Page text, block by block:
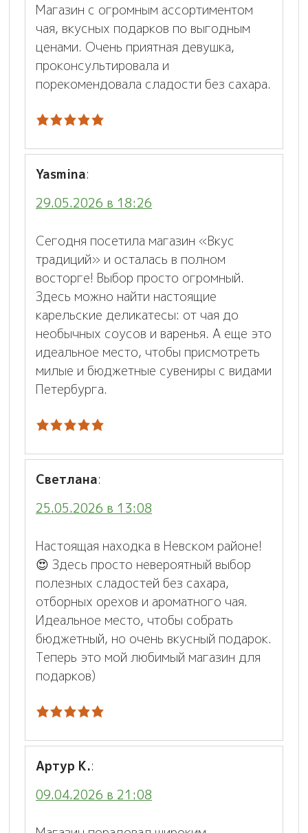
Магазин с огромным ассортиментом
чая, вкусных подарков по выгодным
ценами. Очень приятная девушка,
проконсультировала и
порекомендовала сладости без сахара.
Yasmina:
29.05.2026 в 18:26
Сегодня посетила магазин «Вкус
традиций» и осталась в полном
восторге! Выбор просто огромный.
Здесь можно найти настоящие
карельские деликатесы: от чая до
необычных соусов и варенья. А еще это
идеальное место, чтобы присмотреть
милые и бюджетные сувениры с видами
Петербурга.
Светлана:
25.05.2026 в 13:08
Настоящая находка в Невском районе!
😍 Здесь просто невероятный выбор
полезных сладостей без сахара,
отборных орехов и ароматного чая.
Идеальное место, чтобы собрать
бюджетный, но очень вкусный подарок.
Теперь это мой любимый магазин для
подарков)
Артур К.:
09.04.2026 в 21:08